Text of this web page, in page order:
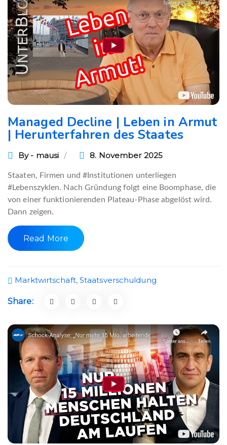
Managed Decline | Leben in Armut
| Herunterfahren des Staates
By - mausi 8. November 2025
Staaten, Firmen und #Institutionen unterliegen
#Lebenszyklen. Nach Gründung folgt eine Boomphase, die
von einer funktionierenden Plateau-Phase abgelöst wird.
Dann zeigen.
Read More
Marktwirtschaft, Staatsverschuldung
Share: